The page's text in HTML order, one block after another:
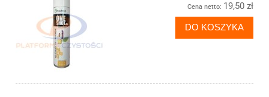
Cena netto: 19,50 zł
DO KOSZYKA